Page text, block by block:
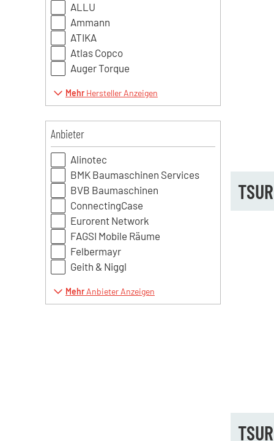
ALLU
Ammann
ATIKA
Atlas Copco
Auger Torque
MehrHersteller Anzeigen
Anbieter
Alinotec
BMK Baumaschinen Services
BVB Baumaschinen
ConnectingCase
Eurorent Network
FAGSI Mobile Räume
Felbermayr
Geith & Niggl
MehrAnbieter Anzeigen